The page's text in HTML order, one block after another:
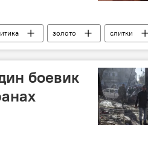
золото слитки
боевик